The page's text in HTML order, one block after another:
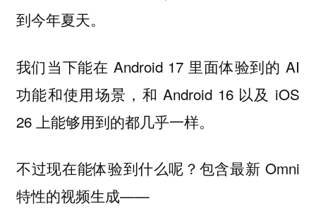
到今年夏天。
我们当下能在 Android 17 里面体验到的 AI
功能和使用场景，和 Android 16 以及 iOS
26 上能够用到的都几乎一样。
不过现在能体验到什么呢？包含最新 Omni
特性的视频生成——